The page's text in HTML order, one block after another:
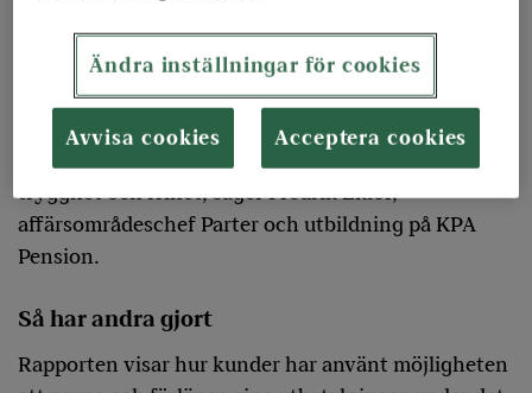
till senare.
– Den nya möjligheten är särskilt värdefull för dig
som ångrar ditt ursprungliga beslut eller får nya
behov. Att kunna ändra sin utbetalning ger både
trygghet och frihet, säger Fredrik Eklöf,
affärsområdeschef Parter och utbildning på KPA
Pension.
Så har andra gjort
Rapporten visar hur kunder har använt möjligheten
Ändra inställningar för cookies
Avvisa cookies Acceptera cookies